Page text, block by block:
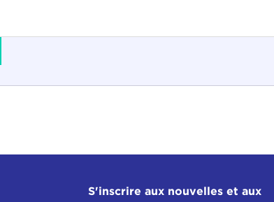
S'inscrire aux nouvelles et aux